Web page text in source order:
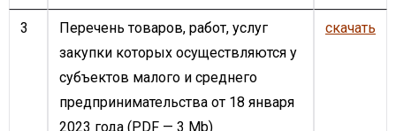
3
Перечень товаров, работ, услуг
закупки которых осуществляются у
субъектов малого и среднего
предпринимательства от 18 января
2023 года (PDF — 3 Mb)
скачать